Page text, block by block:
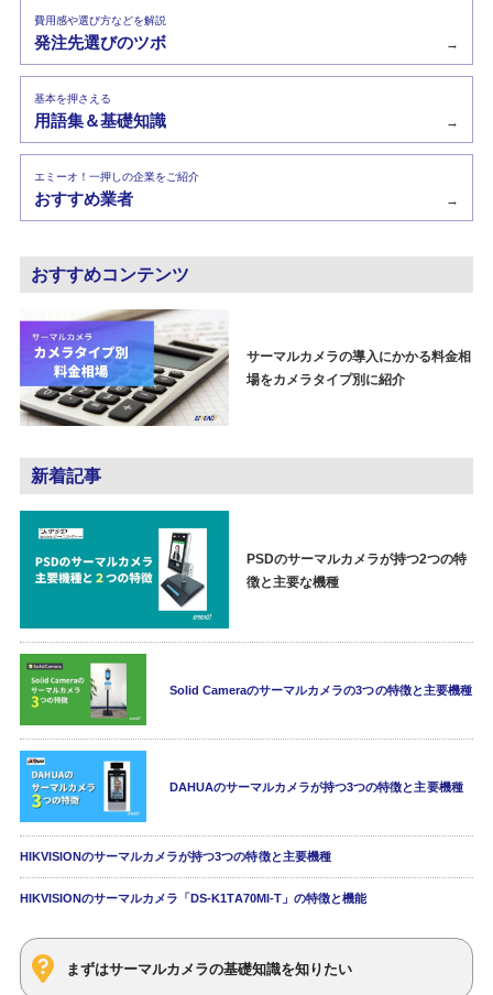
費用感や選び方などを解説
発注先選びのツボ →
基本を押さえる
用語集＆基礎知識 →
エミーオ！一押しの企業をご紹介
おすすめ業者 →
おすすめコンテンツ
サーマルカメラの導入にかかる料金相
場をカメラタイプ別に紹介
新着記事
PSDのサーマルカメラが持つ2つの特
徴と主要な機種
Solid Cameraのサーマルカメラの3つの特徴と主要機種
DAHUAのサーマルカメラが持つ3つの特徴と主要機種
HIKVISIONのサーマルカメラが持つ3つの特徴と主要機種
HIKVISIONのサーマルカメラ「DS-K1TA70MI-T」の特徴と機能
まずはサーマルカメラの基礎知識を知りたい